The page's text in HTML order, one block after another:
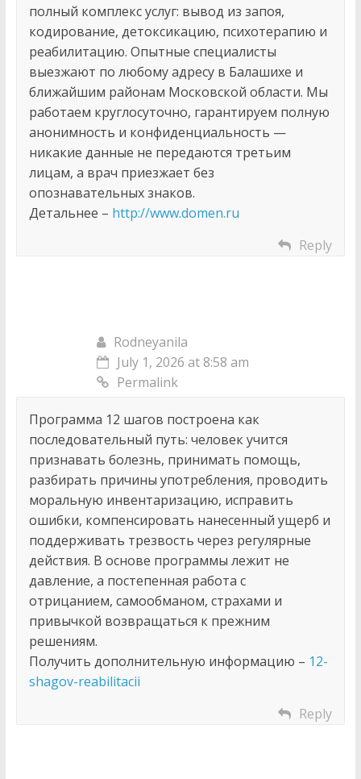
полный комплекс услуг: вывод из запоя,
кодирование, детоксикацию, психотерапию и
реабилитацию. Опытные специалисты
выезжают по любому адресу в Балашихе и
ближайшим районам Московской области. Мы
работаем круглосуточно, гарантируем полную
анонимность и конфиденциальность —
никакие данные не передаются третьим
лицам, а врач приезжает без
опознавательных знаков.
Детальнее – http://www.domen.ru
Reply
Rodneyanila
July 1, 2026 at 8:58 am
Permalink
Программа 12 шагов построена как
последовательный путь: человек учится
признавать болезнь, принимать помощь,
разбирать причины употребления, проводить
моральную инвентаризацию, исправить
ошибки, компенсировать нанесенный ущерб и
поддерживать трезвость через регулярные
действия. В основе программы лежит не
давление, а постепенная работа с
отрицанием, самообманом, страхами и
привычкой возвращаться к прежним
решениям.
Получить дополнительную информацию – 12-
shagov-reabilitacii
Reply